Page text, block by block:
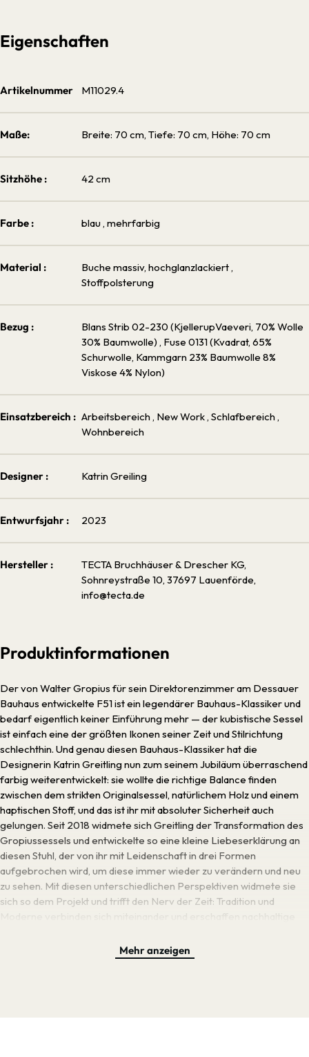
Eigenschaften
Artikelnummer M11029.4
Maße: Breite: 70 cm, Tiefe: 70 cm, Höhe: 70 cm
Sitzhöhe : 42 cm
Farbe : blau , mehrfarbig
Material : Buche massiv, hochglanzlackiert ,
Stoffpolsterung
Bezug :
Blans Strib 02-230 (KjellerupVaeveri, 70% Wolle
30% Baumwolle) , Fuse 0131 (Kvadrat, 65%
Schurwolle, Kammgarn 23% Baumwolle 8%
Viskose 4% Nylon)
Einsatzbereich : Arbeitsbereich , New Work , Schlafbereich ,
Wohnbereich
Designer : Katrin Greiling
Entwurfsjahr : 2023
Hersteller :
TECTA Bruchhäuser & Drescher KG,
Sohnreystraße 10, 37697 Lauenförde,
info@tecta.de
Produktinformationen
Der von Walter Gropius für sein Direktorenzimmer am Dessauer
Bauhaus entwickelte F51 ist ein legendärer Bauhaus-Klassiker und
bedarf eigentlich keiner Einführung mehr — der kubistische Sessel
ist einfach eine der größten Ikonen seiner Zeit und Stilrichtung
schlechthin. Und genau diesen Bauhaus-Klassiker hat die
Designerin Katrin Greitling nun zum seinem Jubiläum überraschend
farbig weiterentwickelt: sie wollte die richtige Balance finden
zwischen dem strikten Originalsessel, natürlichem Holz und einem
haptischen Stoff, und das ist ihr mit absoluter Sicherheit auch
gelungen. Seit 2018 widmete sich Greitling der Transformation des
Gropiussessels und entwickelte so eine kleine Liebeserklärung an
diesen Stuhl, der von ihr mit Leidenschaft in drei Formen
aufgebrochen wird, um diese immer wieder zu verändern und neu
zu sehen. Mit diesen unterschiedlichen Perspektiven widmete sie
sich so dem Projekt und trifft den Nerv der Zeit: Tradition und
und seinen bekanntesten Vertreter. Ein Hochglanz-Lack in
unterschiedlichen wählbaren Farben wird hier mit taktilen Stoffen
Mehr anzeigen